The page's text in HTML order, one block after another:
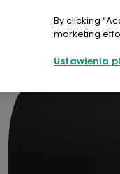
By clicking
marketing
Ustawienia